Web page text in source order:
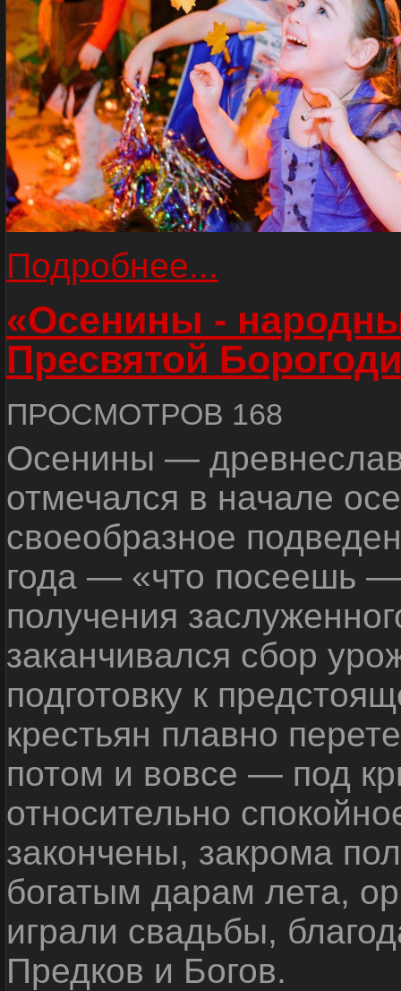
Подробнее...
«Осенины -
Пресвятой
ПРОСМОТРОВ 168
Осенины —
отмечался в начале
своеобразное
года — «что посеешь
получения
заканчивался сбор
подготовку к
крестьян плавно
потом и вовсе — под
относительно
закончены, закрома
богатым дарам лета,
играли свадьбы,
Предков и Богов.